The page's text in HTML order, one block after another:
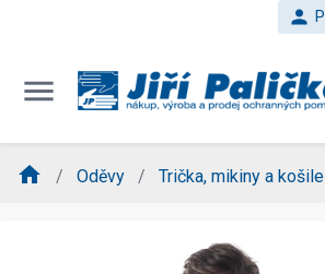
person
menu
home Oděvy Trička, mikiny a košile